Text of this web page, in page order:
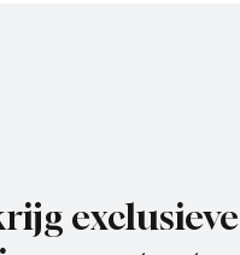
exclusieve